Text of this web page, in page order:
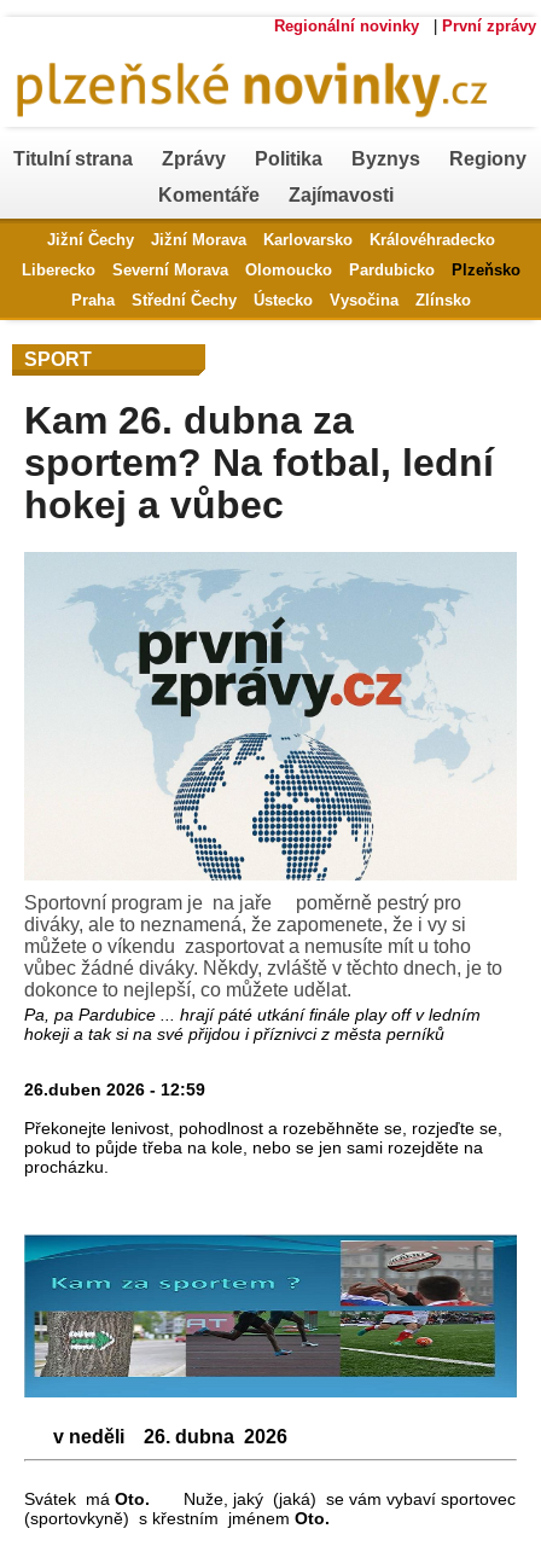
Regionální novinky První zprávy
Titulní strana Zprávy Politika Byznys
Regiony
Komentáře
Zajímavosti
Jižní Čechy Jižní Morava Karlovarsko
Královéhradecko
Liberecko
Severní Morava Olomoucko Pardubicko
Plzeňsko
Praha
Střední Čechy Ústecko Vysočina Zlínsko
SPORT
Kam 26. dubna za
sportem? Na fotbal, lední
hokej a vůbec
Sportovní program je na jaře poměrně pestrý pro
diváky, ale to neznamená, že zapomenete, že i vy si
můžete o víkendu zasportovat a nemusíte mít u toho
vůbec žádné diváky. Někdy, zvláště v těchto dnech, je to
dokonce to nejlepší, co můžete udělat.
Pa, pa Pardubice ... hrají páté utkání finále play off v ledním
hokeji a tak si na své přijdou i příznivci z města perníků
26.duben 2026 - 12:59
Překonejte lenivost, pohodlnost a rozeběhněte se, rozjeďte se,
pokud to půjde třeba na kole, nebo se jen sami rozejděte na
procházku.
v neděli 26. dubna 2026
Svátek má Oto.
Nuže, jaký (jaká) se vám vybaví sportovec
(sportovkyně) s křestním jménem Oto.